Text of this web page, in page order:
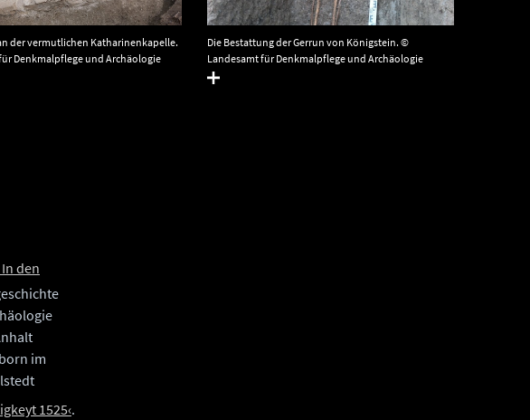
der vermutlichen Katharinenkapelle.
Denkmalpflege und Archäologie
Felix Biermann.
Die Bestattung der Gerrun von Königstein. ©
Landesamt für Denkmalpflege und Archäologie
Sachsen-Anhalt, Felix Biermann.
den
im
1525‹.